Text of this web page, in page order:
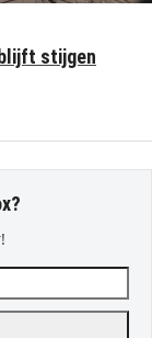
stijgen